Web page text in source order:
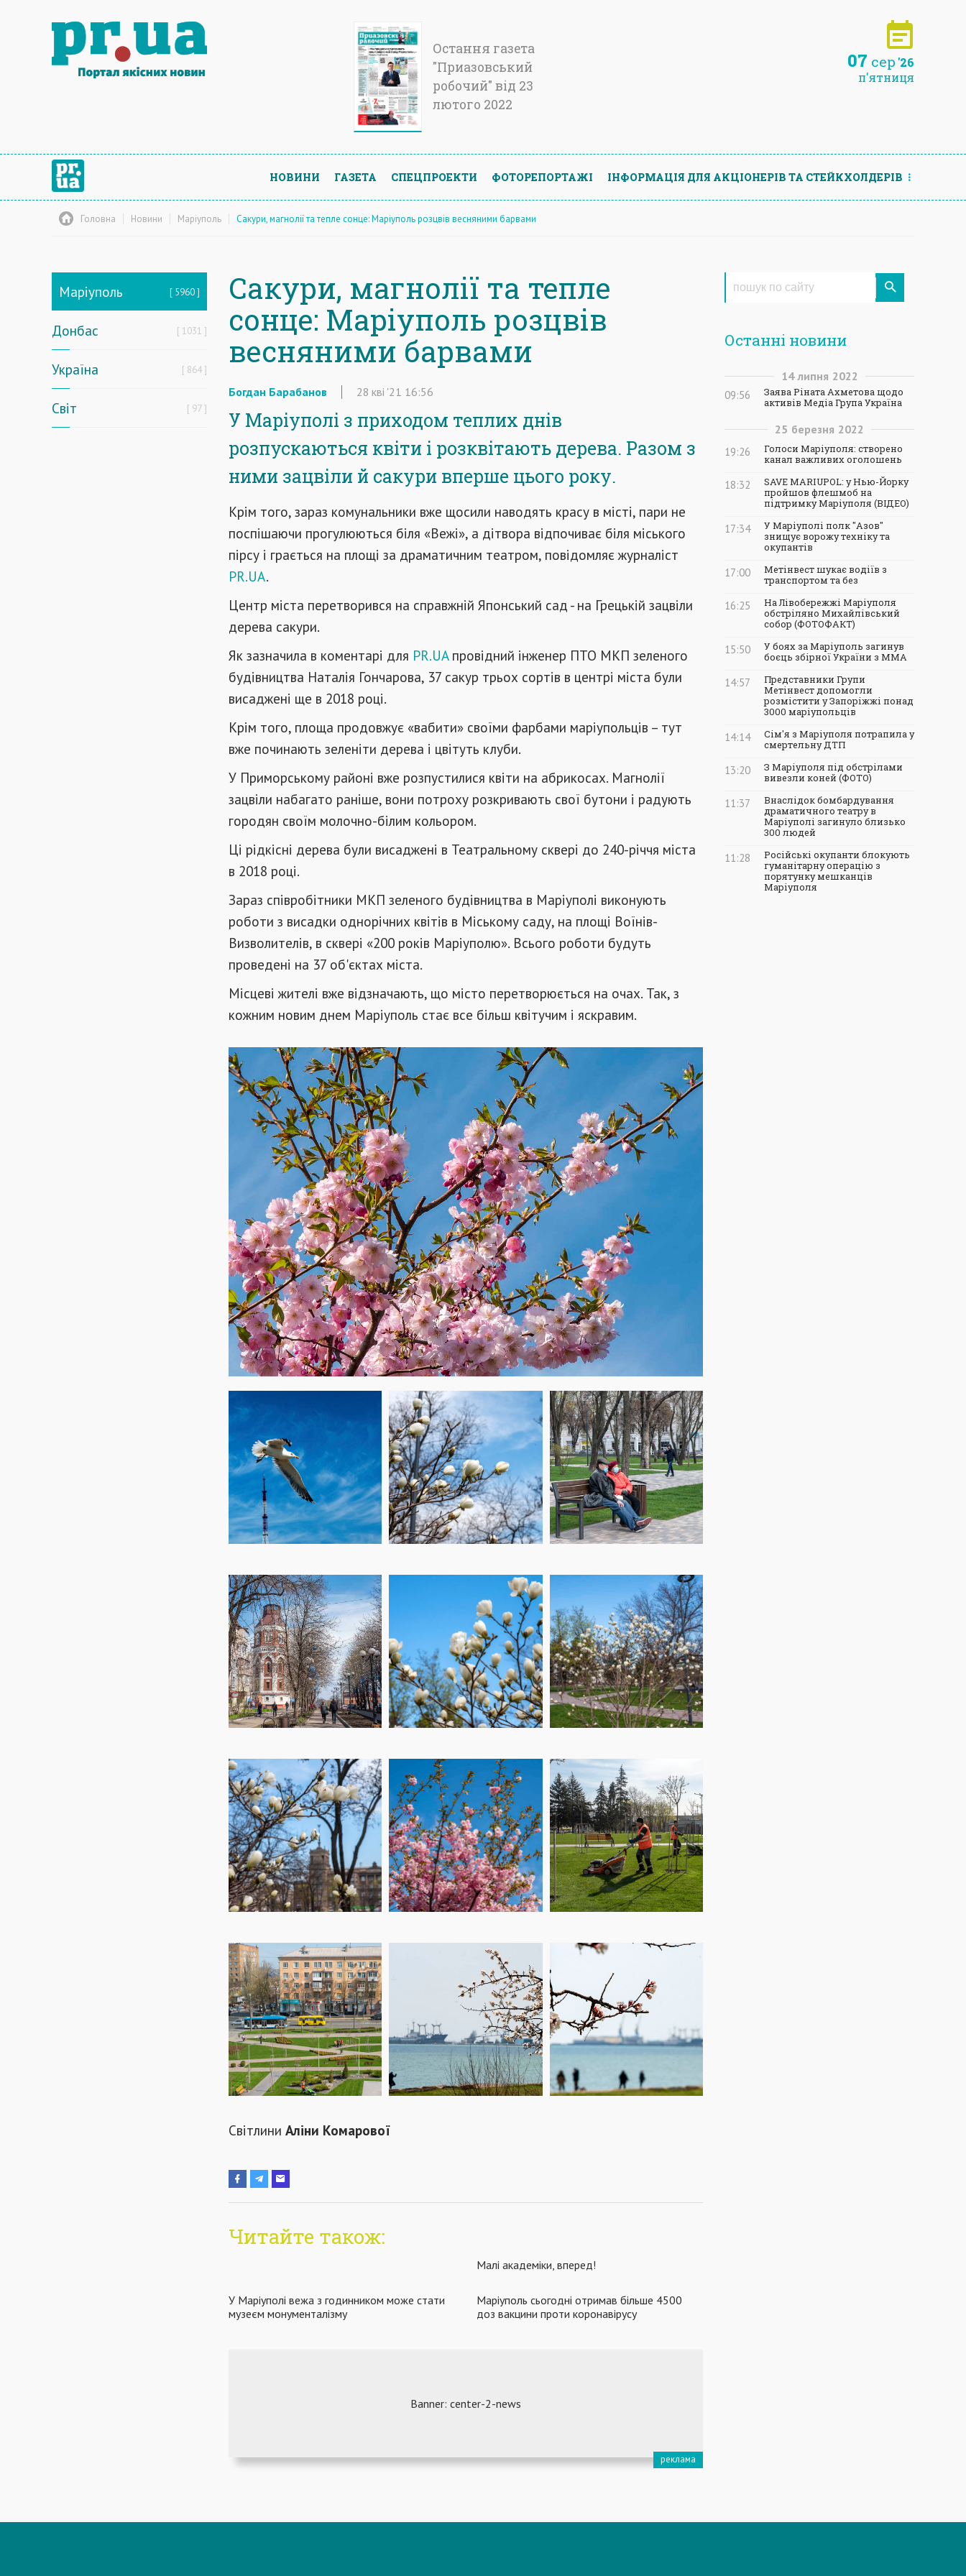
Остання газета
"Приазовський
робочий" від 23
лютого 2022
07 сер '26
п'ятниця
НОВИНИ ГАЗЕТА СПЕЦПРОЕКТИ ФОТОРЕПОРТАЖІ ІНФОРМАЦIЯ ДЛЯ АКЦIОНЕРIВ ТА СТЕЙКХОЛДЕРIВ
Головна Новини Маріуполь Сакури, магнолії та тепле сонце: Маріуполь розцвів весняними барвами
Маріуполь 5960
Донбас 1031
Україна 864
Світ 97
Сакури, магнолії та тепле
сонце: Маріуполь розцвів
весняними барвами
Богдан Барабанов 28 кві '21 16:56
У Маріуполі з приходом теплих днів
розпускаються квіти і розквітають дерева. Разом з
ними зацвіли й сакури вперше цього року.
Крім того, зараз комунальники вже щосили наводять красу в місті, пари не
поспішаючи прогулюються біля «Вежі», а дітвора відпочиває біля міського
пірсу і грається на площі за драматичним театром, повідомляє журналіст
PR.UA.
Центр міста перетворився на справжній Японський сад - на Грецькій зацвіли
дерева сакури.
Як зазначила в коментарі для PR.UAпровідний інженер ПТО МКП зеленого
будівництва Наталія Гончарова, 37 сакур трьох сортів в центрі міста були
висаджені ще в 2018 році.
Крім того, площа продовжує «вабити» своїми фарбами маріупольців – тут
вже починають зеленіти дерева і цвітуть клуби.
У Приморському районі вже розпустилися квіти на абрикосах. Магнолії
зацвіли набагато раніше, вони потроху розкривають свої бутони і радують
городян своїм молочно-білим кольором.
Ці рідкісні дерева були висаджені в Театральному сквері до 240-річчя міста
в 2018 році.
Зараз співробітники МКП зеленого будівництва в Маріуполі виконують
роботи з висадки однорічних квітів в Міському саду, на площі Воїнів-
Визволителів, в сквері «200 років Маріуполю». Всього роботи будуть
проведені на 37 об'єктах міста.
Місцеві жителі вже відзначають, що місто перетворюється на очах. Так, з
кожним новим днем Маріуполь стає все більш квітучим і яскравим.
Світлини Аліни Комарової
Читайте також:
Малі академіки, вперед!
У Маріуполі вежа з годинником може стати
музеєм монументалізму
Маріуполь сьогодні отримав більше 4500
доз вакцини проти коронавірусу
Останні новини
14 липня 2022
09:56
Заява Ріната Ахметова щодо
активів Медіа Група Україна
25 березня 2022
19:26
Голоси Маріуполя: створено
канал важливих оголошень
18:32
SAVE MARIUPOL: у Нью-Йорку
пройшов флешмоб на
підтримку Маріуполя (ВІДЕО)
17:34
У Маріуполі полк "Азов"
знищує ворожу техніку та
окупантів
17:00
Метінвест шукає водіїв з
транспортом та без
16:25
На Лівобережжі Маріуполя
обстріляно Михайлівський
собор (ФОТОФАКТ)
15:50
У боях за Маріуполь загинув
боєць збірної України з ММА
14:57
Представники Групи
Метінвест допомогли
розмістити у Запоріжжі понад
3000 маріупольців
14:14
Сім'я з Маріуполя потрапила у
смертельну ДТП
13:20
З Маріуполя під обстрілами
вивезли коней (ФОТО)
11:37
Внаслідок бомбардування
драматичного театру в
Маріуполі загинуло близько
300 людей
11:28
Російські окупанти блокують
гуманітарну операцію з
порятунку мешканців
Маріуполя